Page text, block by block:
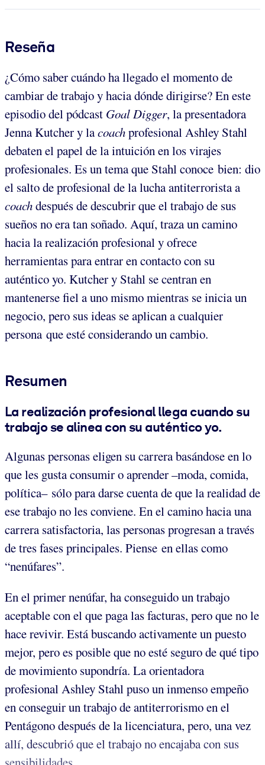
Reseña
¿Cómo saber cuándo ha llegado el momento de
cambiar de trabajo y hacia dónde dirigirse? En este
episodio del pódcast Goal Digger, la presentadora
Jenna Kutcher y lacoachprofesional Ashley Stahl
debaten el papel de la intuición en los virajes
profesionales. Es un tema que Stahl conoce bien: dio
el salto de profesional de la lucha antiterrorista a
coachdespués de descubrir que el trabajo de sus
sueños no era tan soñado. Aquí, traza un camino
hacia la realización profesional y ofrece
herramientas para entrar en contacto con su
auténtico yo. Kutcher y Stahl se centran en
mantenerse fiel a uno mismo mientras se inicia un
negocio, pero sus ideas se aplican a cualquier
persona que esté considerando un cambio.
Resumen
La realización profesional llega cuando su
trabajo se alinea con su auténtico yo.
Algunas personas eligen su carrera basándose en lo
que les gusta consumir o aprender –moda, comida,
política– sólo para darse cuenta de que la realidad de
ese trabajo no les conviene. En el camino hacia una
carrera satisfactoria, las personas progresan a través
de tres fases principales. Piense en ellas como
“nenúfares”.
En el primer nenúfar, ha conseguido un trabajo
aceptable con el que paga las facturas, pero que no le
hace revivir. Está buscando activamente un puesto
mejor, pero es posible que no esté seguro de qué tipo
de movimiento supondría. La orientadora
profesional Ashley Stahl puso un inmenso empeño
en conseguir un trabajo de antiterrorismo en el
Pentágono después de la licenciatura, pero, una vez
allí, descubrió que el trabajo no encajaba con sus